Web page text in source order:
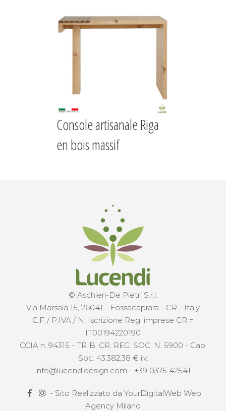
Console artisanale Riga
en bois massif
© Aschieri-De Pietri S.r.l.
Via Marsala 15, 26041 - Fossacaprara - CR - Italy
C.F./ P.IVA / N. Iscrizione Reg. imprese CR =
IT00194220190
CCIA n. 94315 - TRIB. CR. REG. SOC. N. 5900 - Cap.
Soc. 43.382,38 € i.v.
info@lucendidesign.com - +39 0375 42541
- Sito Realizzato da YourDigitalWeb Web
Agency Milano